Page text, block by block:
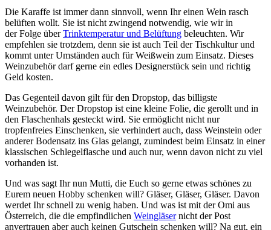
Die Karaffe ist immer dann sinnvoll, wenn Ihr einen Wein rasch
belüften wollt. Sie ist nicht zwingend notwendig, wie wir in
der Folge überTrinktemperatur und Belüftung beleuchten. Wir
empfehlen sie trotzdem, denn sie ist auch Teil der Tischkultur und
kommt unter Umständen auch für Weißwein zum Einsatz. Dieses
Weinzubehör darf gerne ein edles Designerstück sein und richtig
Geld kosten.
Das Gegenteil davon gilt für den Dropstop, das billigste
Weinzubehör. Der Dropstop ist eine kleine Folie, die gerollt und in
den Flaschenhals gesteckt wird. Sie ermöglicht nicht nur
tropfenfreies Einschenken, sie verhindert auch, dass Weinstein oder
anderer Bodensatz ins Glas gelangt, zumindest beim Einsatz in einer
klassischen Schlegelflasche und auch nur, wenn davon nicht zu viel
vorhanden ist.
Und was sagt Ihr nun Mutti, die Euch so gerne etwas schönes zu
Eurem neuen Hobby schenken will? Gläser, Gläser, Gläser. Davon
werdet Ihr schnell zu wenig haben. Und was ist mit der Omi aus
Österreich, die die empfindlichen Weingläsernicht der Post
anvertrauen aber auch keinen Gutschein schenken will? Na gut, ein